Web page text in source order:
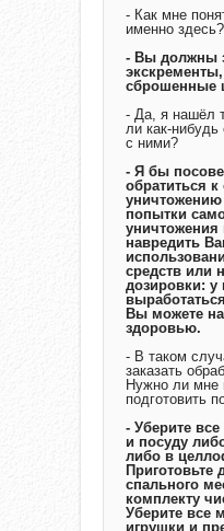
- Как мне
именно здесь?
- Вы должны
сброшенные
- Да, я нашёл
ли как-
с ними?
- Я бы
обратиться
уничтожению
попытки
уничтожения
навредить
средств или
дозировки: у
Вы можете
здоровью.
- В таком
заказать
Нужно ли мне
подготовить
- Уберите
и посуду
либо в
Приготовьте
спального
комплекту
Уберите все
игрушки и